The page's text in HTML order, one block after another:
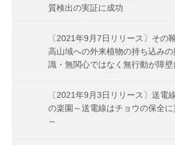
質検出の実証に成功
〔2021年9月7日リリース〕その
高山域への外来植物の持ち込み
識・無関心ではなく無行動が障壁
〔2021年9月3日リリース〕送電
の楽園～送電線はチョウの保全
～